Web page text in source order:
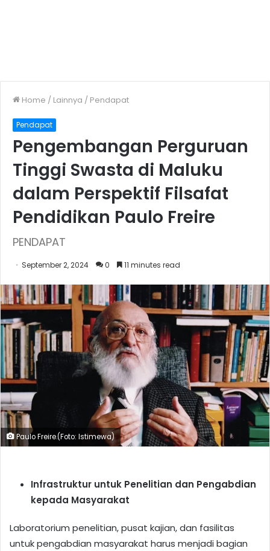
Home / Lainnya / Pendapat
Pendapat
Pengembangan Perguruan
Tinggi Swasta di Maluku
dalam Perspektif Filsafat
Pendidikan Paulo Freire
PENDAPAT
September 2, 2024 0 11 minutes read
Paulo Freire.(Foto: Istimewa)
Infrastruktur untuk Penelitian dan Pengabdian
kepada Masyarakat
Laboratorium penelitian, pusat kajian, dan fasilitas
untuk pengabdian masyarakat harus menjadi bagian